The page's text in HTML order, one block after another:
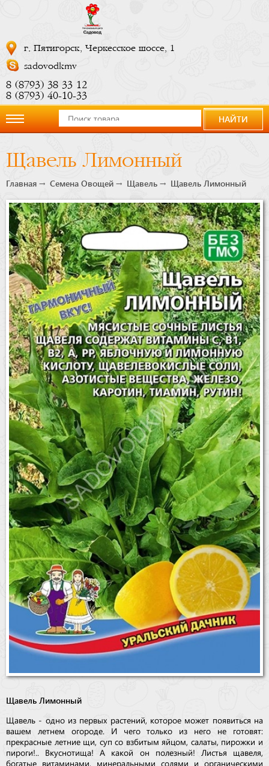
г. Пятигорск, Черкесское шоссе, 1
sadovodkmv
8 (8793) 38 33 12
8 (8793) 40-10-33
компании
Новости
Купить
сейчас
Бренды
Доставка
Оптовикам
НАЙТИ
Щавель Лимонный
Главная Семена Овощей Щавель Щавель Лимонный
Щавель Лимонный
Щавель - одно из первых растений, которое может появиться на
вашем летнем огороде. И чего только из него не готовят:
прекрасные летние щи, суп со взбитым яйцом, салаты, пирожки и
пироги!.. Вкуснотища! А какой он полезный! Листья щавеля,
богатые витаминами, минеральными солями и органическими